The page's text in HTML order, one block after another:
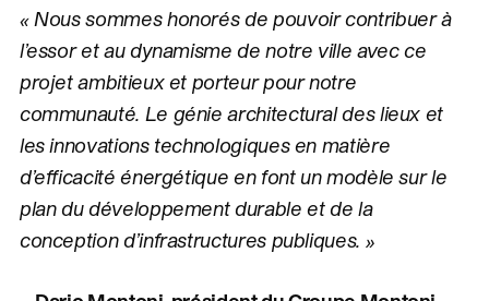
« Nous sommes honorés de pouvoir contribuer à
l’essor et au dynamisme de notre ville avec ce
projet ambitieux et porteur pour notre
communauté. Le génie architectural des lieux et
les innovations technologiques en matière
d’efficacité énergétique en font un modèle sur le
plan du développement durable et de la
conception d’infrastructures publiques. »